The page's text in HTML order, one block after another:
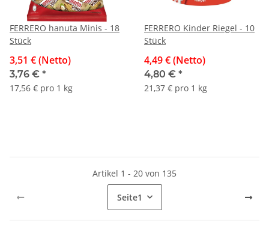
FERRERO hanuta Minis - 18
Stück
3,51 € (Netto)
3,76 € *
17,56 € pro 1 kg
FERRERO Kinder Riegel - 10
Stück
4,49 € (Netto)
4,80 € *
21,37 € pro 1 kg
Artikel 1 - 20 von 135
Seite1